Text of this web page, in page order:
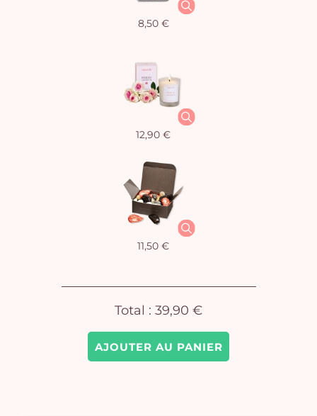
AJOUTER AU PANIER
8,50 €
12,90 €
11,50 €
Total : 39,90 €